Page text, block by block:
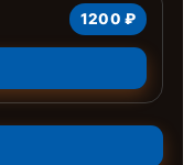
1200 ₽